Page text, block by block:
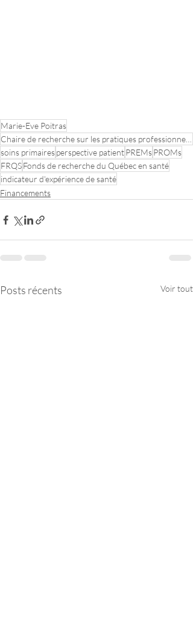
Marie-Eve Poitras
soins primairesperspective patientPREMsPROMs
FRQSFonds de recherche du Québec en santé
indicateur d'expérience de santé
Financements
Posts récents Voir tout